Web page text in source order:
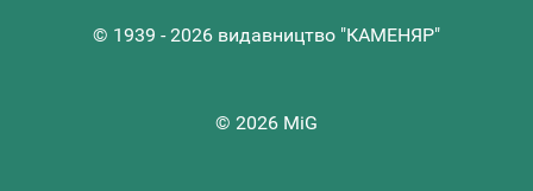
© 1939 - 2026 видавництво "КАМЕНЯР"
© 2026 MiG